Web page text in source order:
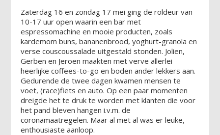
Zaterdag 16 en zondag 17 mei ging de roldeur van
10-17 uur open waarin een bar met
espressomachine en mooie producten, zoals
kardemom buns, bananenbrood, yoghurt-granola en
verse couscoussalade uitgestald stonden. Jolien,
Gerben en Jeroen maakten met verve allerlei
heerlijke coffees-to-go en boden ander lekkers aan.
Gedurende de twee dagen kwamen mensen te
voet, (race)fiets en auto. Op een paar momenten
dreigde het te druk te worden met klanten die voor
het pand bleven hangen i.v.m. de
coronamaatregelen. Maar al met al was er leuke,
enthousiaste aanloop.